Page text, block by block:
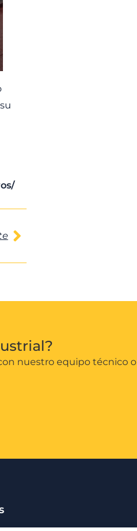
nuestro equipo técnico o